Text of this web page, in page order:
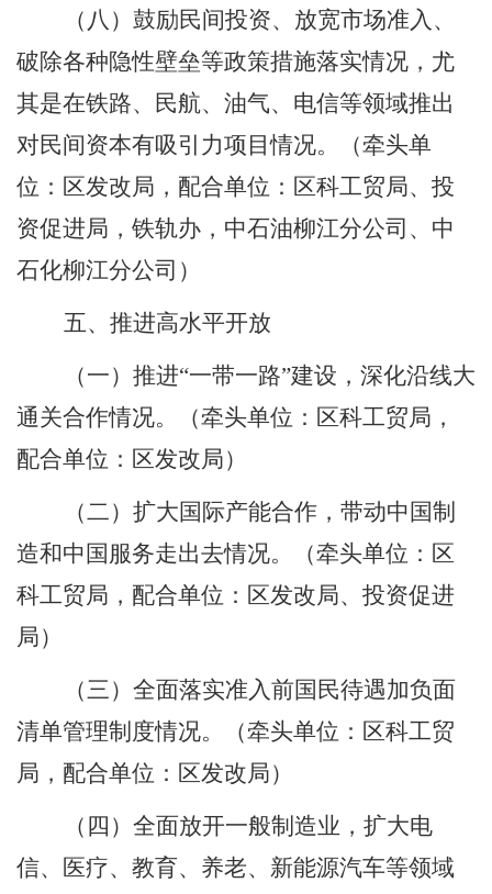
（八）鼓励民间投资、放宽市场准入、
破除各种隐性壁垒等政策措施落实情况，尤
其是在铁路、民航、油气、电信等领域推出
对民间资本有吸引力项目情况。
（牵头单
位：区发改局，配合单位：区科工贸局、投
资促进局，铁轨办，中石油柳江分公司、中
石化柳江分公司）
五、推进高水平开放
（一）推进“一带一路”建设，深化沿线大
通关合作情况。
（牵头单位：区科工贸局，
配合单位：区发改局）
（二）扩大国际产能合作，带动中国制
造和中国服务走出去情况。
（牵头单位：区
科工贸局，配合单位：区发改局、投资促进
局）
（三）全面落实准入前国民待遇加负面
清单管理制度情况。
（牵头单位：区科工贸
局，配合单位：区发改局）
（四）全面放开一般制造业，扩大电
信、医疗、教育、养老、新能源汽车等领域